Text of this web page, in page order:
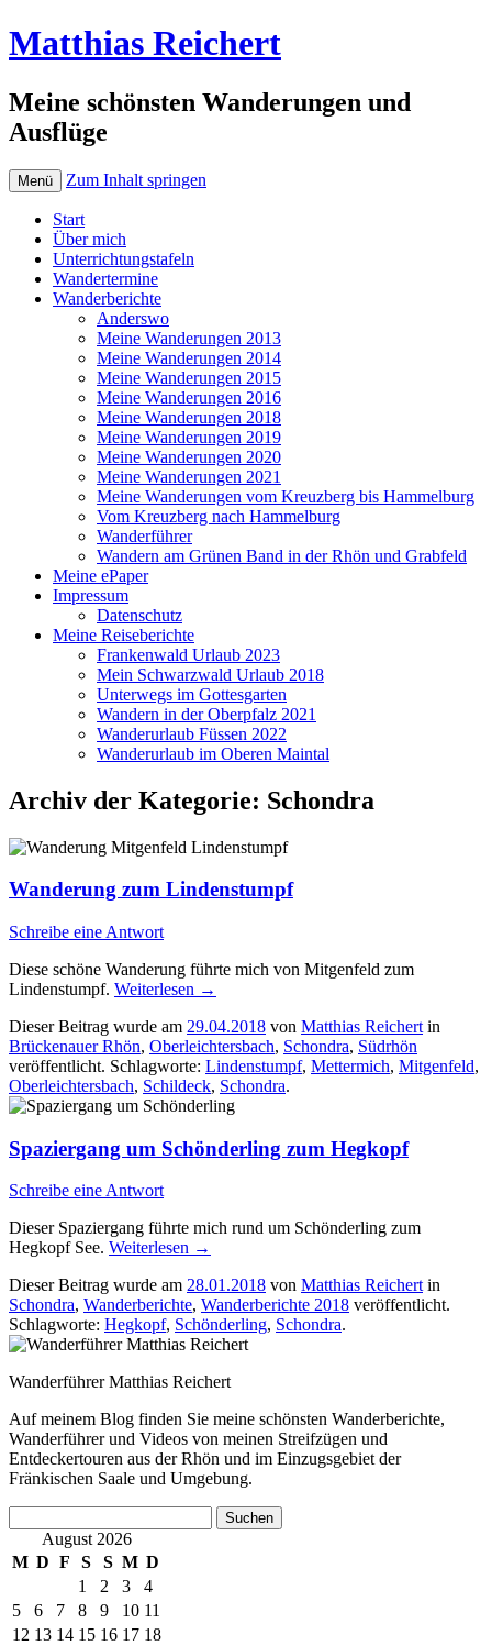
Matthias Reichert
Meine schönsten Wanderungen und
Ausflüge
Menü Zum Inhalt springen
Start
Über mich
Unterrichtungstafeln
Wandertermine
Wanderberichte
Anderswo
Meine Wanderungen 2013
Meine Wanderungen 2014
Meine Wanderungen 2015
Meine Wanderungen 2016
Meine Wanderungen 2018
Meine Wanderungen 2019
Meine Wanderungen 2020
Meine Wanderungen 2021
Meine Wanderungen vom Kreuzberg bis Hammelburg
Vom Kreuzberg nach Hammelburg
Wanderführer
Wandern am Grünen Band in der Rhön und Grabfeld
Meine ePaper
Impressum
Datenschutz
Meine Reiseberichte
Frankenwald Urlaub 2023
Mein Schwarzwald Urlaub 2018
Unterwegs im Gottesgarten
Wandern in der Oberpfalz 2021
Wanderurlaub Füssen 2022
Wanderurlaub im Oberen Maintal
Archiv der Kategorie: Schondra
Wanderung zum Lindenstumpf
Schreibe eine Antwort
Diese schöne Wanderung führte mich von Mitgenfeld zum
Lindenstumpf. Weiterlesen →
Dieser Beitrag wurde am 29.04.2018 von Matthias Reichert in
Brückenauer Rhön, Oberleichtersbach, Schondra, Südrhön
veröffentlicht. Schlagworte: Lindenstumpf, Mettermich, Mitgenfeld,
Oberleichtersbach, Schildeck, Schondra.
Spaziergang um Schönderling zum Hegkopf
Schreibe eine Antwort
Dieser Spaziergang führte mich rund um Schönderling zum
Hegkopf See. Weiterlesen →
Dieser Beitrag wurde am 28.01.2018 von Matthias Reichertin
Schondra, Wanderberichte, Wanderberichte 2018 veröffentlicht.
Schlagworte: Hegkopf, Schönderling, Schondra.
Wanderführer Matthias Reichert
Auf meinem Blog finden Sie meine schönsten Wanderberichte,
Wanderführer und Videos von meinen Streifzügen und
Entdeckertouren aus der Rhön und im Einzugsgebiet der
Fränkischen Saale und Umgebung.
nach:August 2026
M D F S S M D
1
2 3
4
5
6 7 8 9 10 11
12 13 14 15 16 17 18